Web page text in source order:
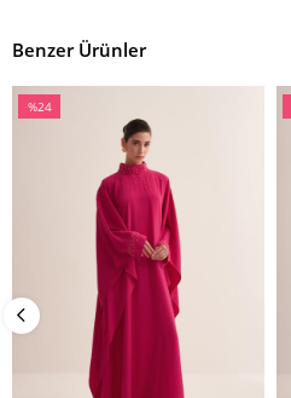
Benzer Ürünler
%24